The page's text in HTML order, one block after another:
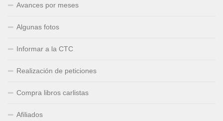
Avances por meses
Algunas fotos
Informar a la CTC
Realización de peticiones
Compra libros carlistas
Afiliados